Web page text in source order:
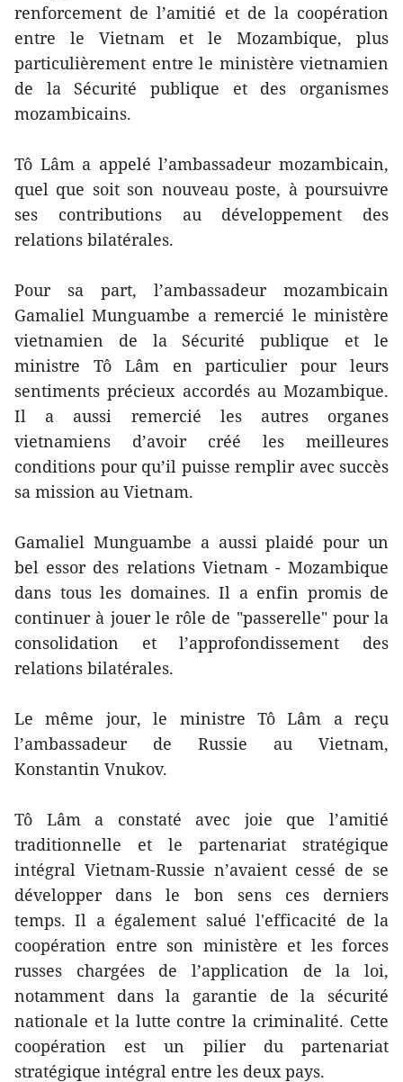
renforcement de l’amitié et de la coopération
entre le Vietnam et le Mozambique, plus
particulièrement entre le ministère vietnamien
de la Sécurité publique et des organismes
mozambicains.
Tô Lâm a appelé l’ambassadeur mozambicain,
quel que soit son nouveau poste, à poursuivre
ses contributions au développement des
relations bilatérales.
Pour sa part, l’ambassadeur mozambicain
Gamaliel Munguambe a remercié le ministère
vietnamien de la Sécurité publique et le
ministre Tô Lâm en particulier pour leurs
sentiments précieux accordés au Mozambique.
Il a aussi remercié les autres organes
vietnamiens d’avoir créé les meilleures
conditions pour qu’il puisse remplir avec succès
s​a mission au Vietnam.
Gamaliel Munguambe a aussi plaidé pour un
bel essor des relations Vietnam - Mozambique
dans tous les domaines. Il a enfin promis de
continuer à jouer le rôle de "passerelle" pour la
consolidation et l’approfondissement des
relations bilatérales.
Le même jour, le ministre Tô Lâm a reçu
l’ambassadeur de Russie au Vietnam,
Konstantin Vnukov.
Tô Lâm a constaté avec joie que l’amitié
traditionnelle et le partenariat stratégique
intégral Vietnam-Russie n’avaient cessé de se
développer dans le bon sens ces derniers
temps. Il a également salué l'efficacité de la
coopération entre ​son ​ministère et les forces
russes chargées de l’application de la loi,
notamment dans la garantie de la sécurité
nationale et la lutte contre la criminalité. Cette
coopération est un pilier du partenariat
stratégique intégral entre les deux pays.